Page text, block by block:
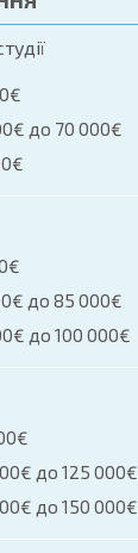
до 70 000€
до 85 000€
до 100 000€
до 125 000€
до 150 000€